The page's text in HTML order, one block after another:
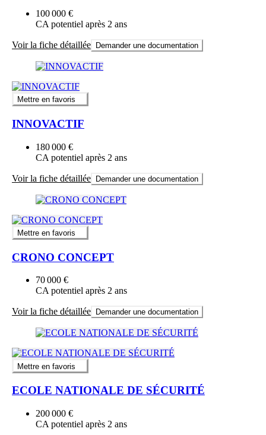
100 000 €
CA potentiel après 2 ans
Voir la fiche détaillée Demander une documentation
Mettre en favoris
INNOVACTIF
180 000 €
CA potentiel après 2 ans
Voir la fiche détaillée Demander une documentation
Mettre en favoris
CRONO CONCEPT
70 000 €
CA potentiel après 2 ans
Voir la fiche détaillée Demander une documentation
Mettre en favoris
ECOLE NATIONALE DE SÉCURITÉ
200 000 €
CA potentiel après 2 ans